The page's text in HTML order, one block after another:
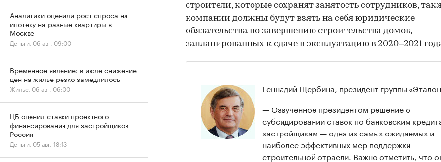
строители, которые сохранят занятость сотрудников,
компании должны будут взять на себя юридические
обязательства по завершению строительства домов,
запланированных к сдаче в эксплуатацию в 2020–2021
Геннадий Щербина, президент группы
— Озвученное президентом решение о
субсидировании ставок по банковским
застройщикам — одна из самых ожидаемых и
наиболее эффективных мер поддержки
строительной отрасли. Важно отметить, что
Аналитики оценили рост спроса на
ипотеку на разные квартиры в
Москве
Деньги, 06 авг, 09:00
Временное явление: в июле снижение
цен на жилье резко замедлилось
Жилье, 06 авг, 06:00
ЦБ оценил ставки проектного
финансирования для застройщиков
России
Деньги, 05 авг, 18:13